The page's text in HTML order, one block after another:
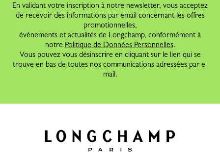
En validant votre inscription à notre newsletter, vous acceptez
de recevoir des informations par email concernant les offres
promotionnelles,
évènements et actualités de Longchamp, conformément à
notre Politique de Données Personnelles.
Vous pouvez vous désinscrire en cliquant sur le lien qui se
trouve en bas de toutes nos communications adressées par e-
mail.